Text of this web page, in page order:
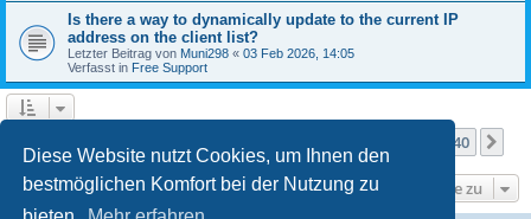
Diese Website nutzt Cookies, um Ihnen den
bestmöglichen Komfort bei der Nutzung zu
Is there a way to dynamically update to the current IP
address on the client list?
Letzter Beitrag von Muni298 « 03 Feb 2026, 14:05
Verfasst in Free Support
40
Gehe zu